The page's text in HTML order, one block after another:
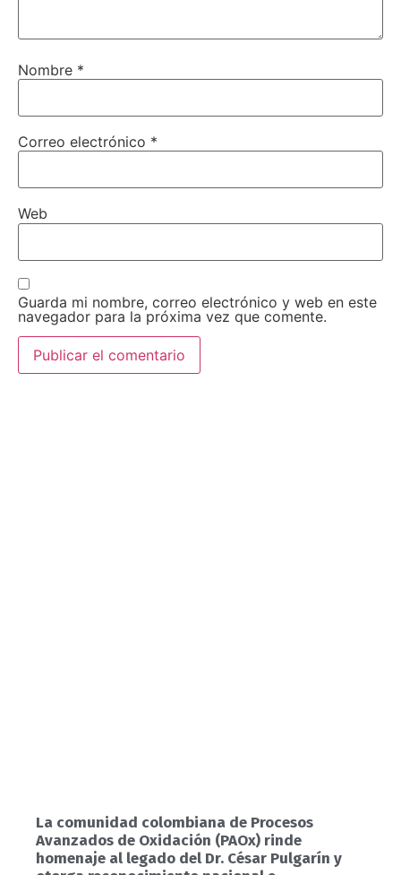
Nombre *
Correo electrónico *
Web
Guarda mi nombre, correo electrónico y web en este
navegador para la próxima vez que comente.
La comunidad colombiana de Procesos
Avanzados de Oxidación (PAOx) rinde
homenaje al legado del Dr. César Pulgarín y